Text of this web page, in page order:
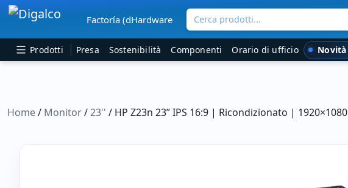
Navigazione principale
Factoría (dHardware Cerca prodotti...
Prodotti Presa Sostenibilità Componenti Orario di ufficio Novità
Home/ Monitor/23'' / HP Z23n 23” IPS 16:9 | Ricondizionato | 1920×1080